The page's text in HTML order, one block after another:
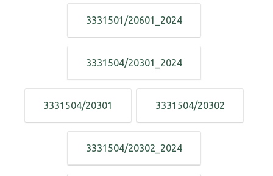
3331501/20601_2024
3331504/20301_2024
3331504/20301 3331504/20302
3331504/20302_2024